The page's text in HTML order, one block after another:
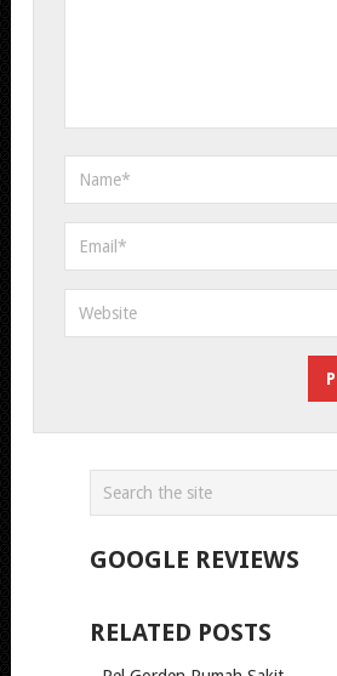
GOOGLE REVIEWS
RELATED POSTS